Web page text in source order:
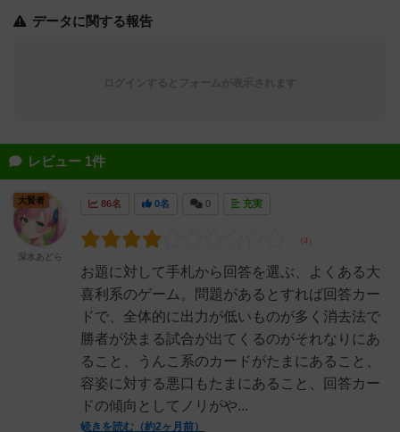
データに関する報告
レビュー 1件
86名 0名 0 充実
お題に対して手札から回答を選ぶ、よくある大
喜利系のゲーム。問題があるとすれば回答カー
ドで、全体的に出力が低いものが多く消去法で
勝者が決まる試合が出てくるのがそれなりにあ
ること、うんこ系のカードがたまにあること、
容姿に対する悪口もたまにあること、回答カー
ドの傾向としてノリがや...
続きを読む（約2ヶ月前）
大賢者
深水あどら